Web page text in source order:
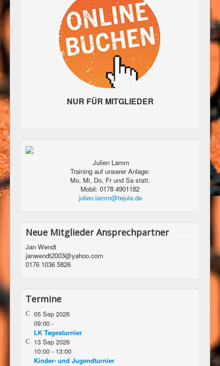
NUR FÜR MITGLIEDER
Julien Lamm
Training auf unserer Anlage:
Mo, Mi, Do, Fr und Sa statt.
Mobil: 0178 4901182
julien.lamm@tejula.de
Neue Mitglieder Ansprechpartner
Jan Wendt
janwendt2003@yahoo.com
0176 1036 5826
Termine
05 Sep 2026
09:00 -
LK Tagesturnier
13 Sep 2026
10:00 - 13:00
Kinder- und Jugendturnier